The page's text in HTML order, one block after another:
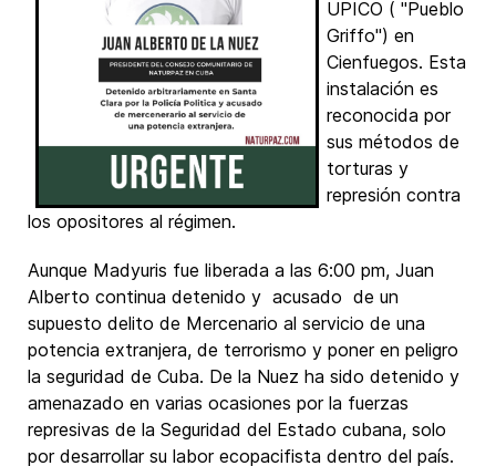
UPICO ( "Pueblo
Griffo") en
Cienfuegos. Esta
instalación es
reconocida por
sus métodos de
torturas y
represión contra
los opositores al régimen.
Aunque Madyuris fue liberada a las 6:00 pm, Juan
Alberto continua detenido y acusado de un
supuesto delito de Mercenario al servicio de una
potencia extranjera, de terrorismo y poner en peligro
la seguridad de Cuba. De la Nuez ha sido detenido y
amenazado en varias ocasiones por la fuerzas
represivas de la Seguridad del Estado cubana, solo
por desarrollar su labor ecopacifista dentro del país.